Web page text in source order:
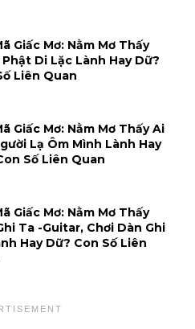
Giấc Mơ: Nằm Mơ Thấy
Di Lặc Lành Hay Dữ?
Liên Quan
Giấc Mơ: Nằm Mơ Thấy Ai
Lạ Ôm Mình Lành Hay
Số Liên Quan
Giấc Mơ: Nằm Mơ Thấy
Ta -guitar, Chơi Dàn Ghi
Hay Dữ? Con Số Liên